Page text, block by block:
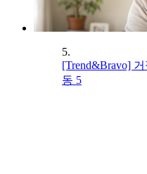
5.
[Trend&Bravo]
동 5